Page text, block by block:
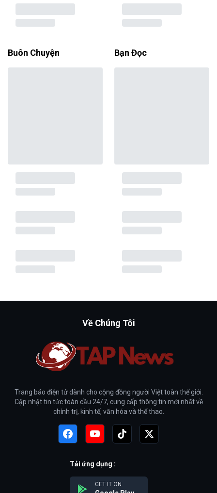
Buôn Chuyện Bạn Đọc
Về Chúng Tôi
Trang báo điện tử dành cho cộng đồng người Việt toàn thế giới.
Cập nhật tin tức toàn cầu 24/7, cung cấp thông tin mới nhất về
chính trị, kinh tế, văn hóa và thể thao.
Tải ứng dụng :
GET IT ON